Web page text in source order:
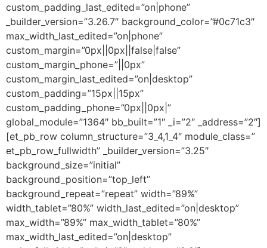
custom_padding_last_edited=”on|phone”
_builder_version=”3.26.7″ background_color=”#0c71c3″
max_width_last_edited=”on|phone”
custom_margin=”0px||0px||false|false”
custom_margin_phone=”||0px”
custom_margin_last_edited=”on|desktop”
custom_padding=”15px||15px”
custom_padding_phone=”0px||0px|”
global_module=”1364″ bb_built=”1″ _i=”2″ _address=”2″]
[et_pb_row column_structure=”3_4,1_4″ module_class=”
et_pb_row_fullwidth” _builder_version=”3.25″
background_size=”initial”
background_position=”top_left”
background_repeat=”repeat” width=”89%”
width_tablet=”80%” width_last_edited=”on|desktop”
max_width=”89%” max_width_tablet=”80%”
max_width_last_edited=”on|desktop”